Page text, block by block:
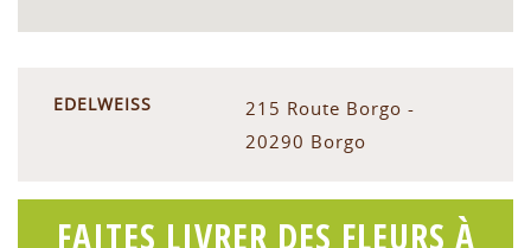
EDELWEISS
215 Route Borgo -
20290 Borgo
FAITES LIVRER DES FLEURS À